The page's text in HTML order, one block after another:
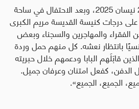
لهذا في يوم جنازته، 26 نيسان 2025، وبعد الاحتفال في ساحة
درجات كنيسة القديسة مريم الكبرى
والمهاجرين والسجناء وبعض
بانتظار نعشه. كل منهم حمل وردة
قابَلَهم البابا ودعمهم خلال حبريته
الدفن، كفعل امتنان وعرفان جميل.
الجميع، الجميع».